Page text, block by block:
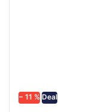
− 11 % Deal